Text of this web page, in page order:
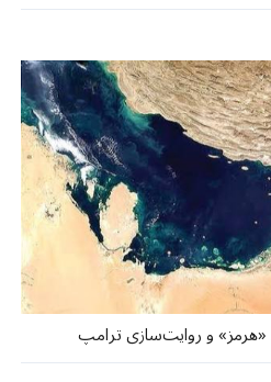
و روایت‌سازی ترامپ